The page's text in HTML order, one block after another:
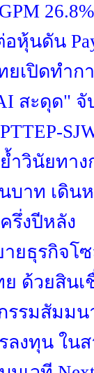
หุ้นดัน
เปิดทำก
สะดุด"
ำวินัยทา
บาท เดิน
รึ่งปีหลัง
ยธุรกิจโ
ย ด้วยสิน
รรมสัมมน
ลงทุน ใน